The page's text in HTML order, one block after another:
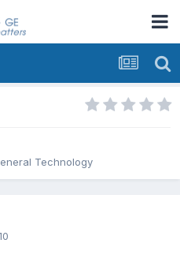
Technology